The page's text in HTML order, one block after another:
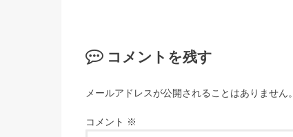
コメントを残す
メールアドレスが公開されることはありません。
コメント ※